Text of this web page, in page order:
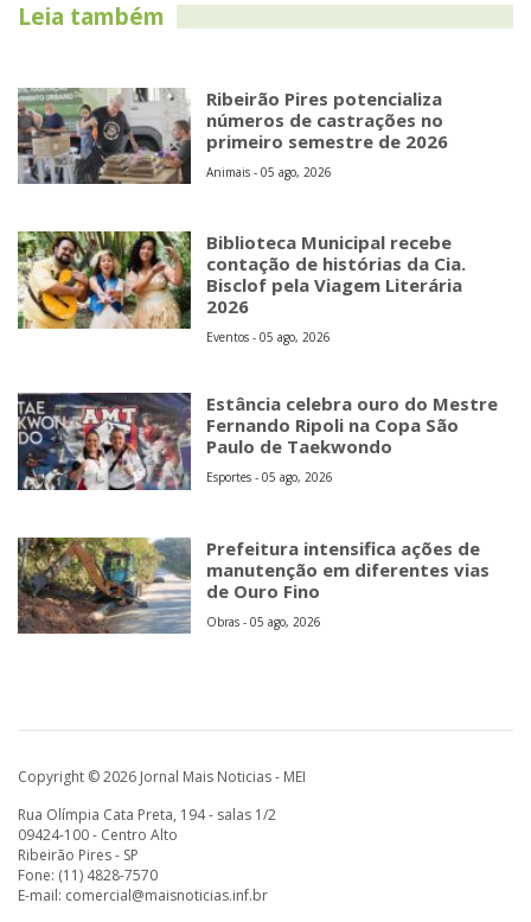
Leia também
Ribeirão Pires potencializa
números de castrações no
primeiro semestre de 2026
Animais - 05 ago, 2026
Biblioteca Municipal recebe
contação de histórias da Cia.
Bisclof pela Viagem Literária
2026
Eventos - 05 ago, 2026
Estância celebra ouro do Mestre
Fernando Ripoli na Copa São
Paulo de Taekwondo
Esportes - 05 ago, 2026
Prefeitura intensifica ações de
manutenção em diferentes vias
de Ouro Fino
Obras - 05 ago, 2026
Copyright © 2026 Jornal Mais Noticias - MEI
Rua Olímpia Cata Preta, 194 - salas 1/2
09424-100 - Centro Alto
Ribeirão Pires - SP
Fone: (11) 4828-7570
E-mail: comercial@maisnoticias.inf.br